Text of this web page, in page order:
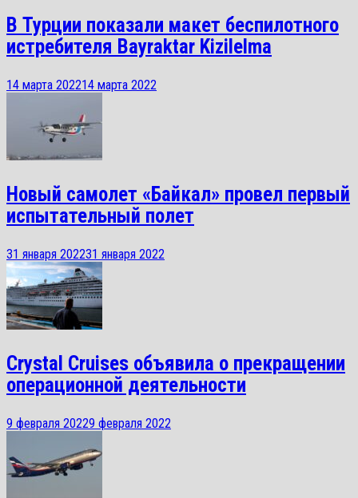
В Турции показали макет беспилотного
истребителя Bayraktar Kizilelma
14 марта 202214 марта 2022
Новый самолет «Байкал» провел первый
испытательный полет
31 января 202231 января 2022
Crystal Cruises объявила о прекращении
операционной деятельности
9 февраля 20229 февраля 2022